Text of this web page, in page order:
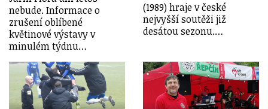
nebude. Informace o
zrušení oblíbené
květinové výstavy v
minulém týdnu…
(1989) hraje v české
nejvyšší soutěži již
desátou sezonu.…